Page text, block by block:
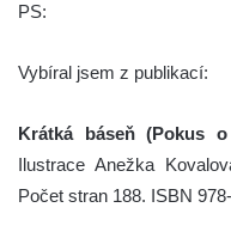
PS:
Vybíral jsem z publikací:
Krátká báseň (Pokus
Ilustrace Anežka
Počet stran 188. ISBN